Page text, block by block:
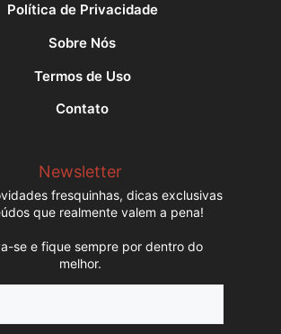
Política de Privacidade
Sobre Nós
Termos de Uso
Contato
Newsletter
fresquinhas, dicas exclusivas
que realmente valem a pena!
se e fique sempre por dentro do
melhor.